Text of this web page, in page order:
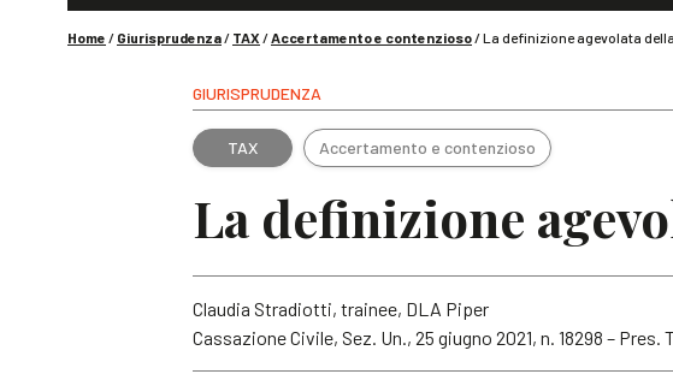
Home / Giurisprudenza/ TAX /Accertamento e contenzioso/La definizione agevolata
GIURISPRUDENZA
TAX Accertamento e contenzioso
La definizione
Claudia Stradiotti, trainee, DLA Piper
Cassazione Civile, Sez. Un., 25 giugno 2021, n. 18298 –